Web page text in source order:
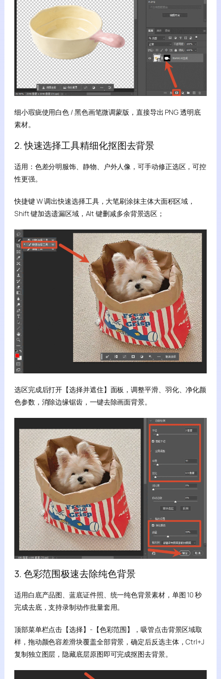
细小瑕疵使用白色 / 黑色画笔微调蒙版，直接导出 PNG 透明底
素材。
2. 快速选择工具精细化抠图去背景
适用：色差分明服饰、静物、户外人像，可手动修正选区，可控
性更强。
快捷键 W 调出快速选择工具，大笔刷涂抹主体大面积区域，
Shift 键加选遗漏区域，Alt 键删减多余背景选区；
选区完成后打开【选择并遮住】面板，调整平滑、羽化、净化颜
色参数，消除边缘锯齿，一键去除画面背景。
3. 色彩范围极速去除纯色背景
适用白底产品图、蓝底证件照、统一纯色背景素材，单图 10 秒
完成去底，支持录制动作批量套用。
顶部菜单栏点击【选择】-【色彩范围】，吸管点击背景区域取
样，拖动颜色容差滑块覆盖全部背景，确定后反选主体，Ctrl+J
复制独立图层，隐藏底层原图即可完成抠图去背景。